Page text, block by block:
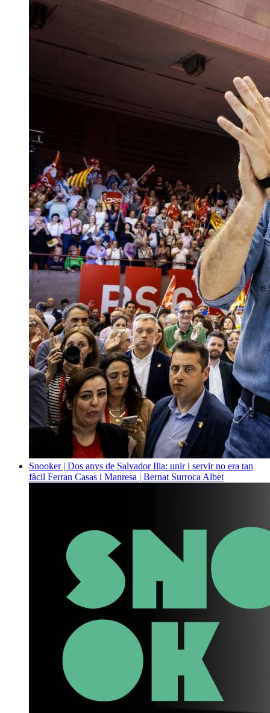
Snooker | Dos anys de Salvador Illa: unir i servir no era tan
fàcil Ferran Casas i Manresa | Bernat Surroca Albet